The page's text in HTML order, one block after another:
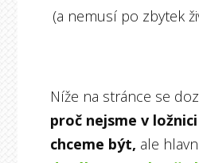
(a nemusí po zbytek
Níže na stránce se
proč nejsme v
chceme být, ale